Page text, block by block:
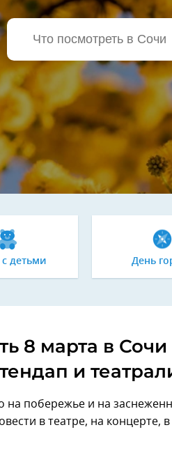
детьми День
8 марта в
и
на побережье и на
в театре, на концерте,